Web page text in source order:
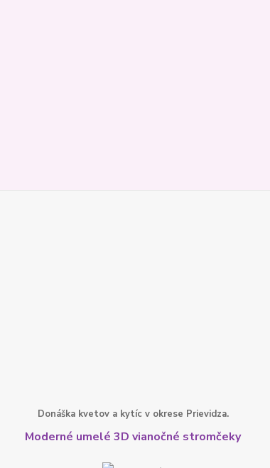
Donáška kvetov a kytíc v okrese Prievidza.
Moderné umelé 3D vianočné stromčeky